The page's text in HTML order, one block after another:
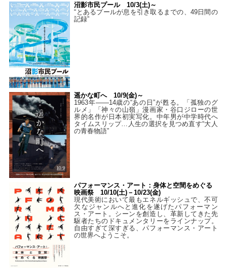
沼影市民プール 10/3(土)～
“とあるプールが息を引き取るまでの、49日間の
記録”
遥かな町へ 10/9(金)～
1963年――14歳の“あの日”が甦る。「孤独のグ
ルメ」「神々の山嶺」漫画家・谷口ジローの世
界的名作が日本初実写化。中年男が中学時代へ
タイムスリップ…人生の選択を見つめ直す“大人
の青春物語”
パフォーマンス・アート：身体と空間をめぐる
映画祭 10/10(土)－10/23(金)
現代美術において最もエネルギッシュで、不可
欠なジャンルへと進化を遂げたパフォーマン
ス・アート。シーンを創造し、革新してきた先
駆者たちのドキュメンタリーをラインナップ。
自由すぎて深すぎる、パフォーマンス・アート
の世界へようこそ。